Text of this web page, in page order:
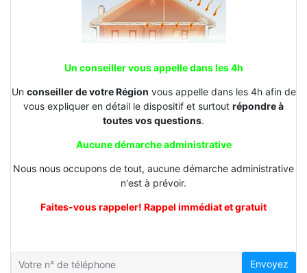
Un conseiller vous appelle dans les 4h
Un conseiller de votre Région vous appelle dans les 4h afin de
vous expliquer en détail le dispositif et surtout répondre à
toutes vos questions.
Aucune démarche administrative
Nous nous occupons de tout, aucune démarche administrative
n'est à prévoir.
Faites-vous rappeler! Rappel immédiat et gratuit
Envoyez